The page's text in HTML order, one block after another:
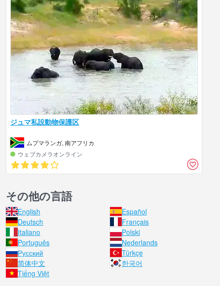
ジュマ私設動物保護区
ムプマランガ, 南アフリカ
ウェブカメラオンライン
その他の言語
English
Español
Deutsch
Français
Italiano
Polski
Português
Nederlands
Русский
Türkçe
简体中文
한국어
Tiếng Việt